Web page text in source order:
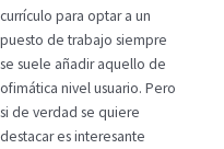
currículo para optar a un
puesto de trabajo siempre
se suele añadir aquello de
ofimática nivel usuario. Pero
si de verdad se quiere
destacar es interesante